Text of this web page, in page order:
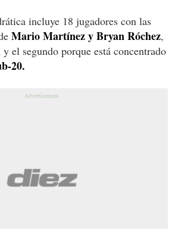
incluye 18 jugadores con las
Mario Martínez y Bryan Róchez,
el segundo porque está concentrado
20.